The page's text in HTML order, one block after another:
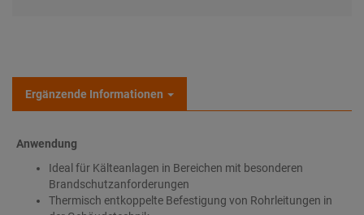
Ergänzende Informationen
Anwendung
Ideal für Kälteanlagen in Bereichen mit besonderen
Brandschutzanforderungen
Thermisch entkoppelte Befestigung von Rohrleitungen in